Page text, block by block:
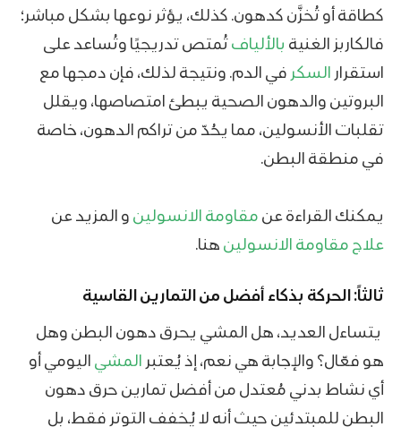
كطاقة أو تُخزَّن كدهون. كذلك، يؤثر نوعها بشكل مباشر؛
فالكاربز الغنية بالأليافتُمتص تدريجيًا وتُساعد على
استقرار السكر في الدم. ونتيجة لذلك، فإن دمجها مع
البروتين والدهون الصحية يبطئ امتصاصها، ويقلل
تقلبات الأنسولين، مما يحُدّ من تراكم الدهون، خاصة
في منطقة البطن.
يمكنك القراءة عن مقاومة الانسولين و المزيد عن
علاج مقاومة الانسولين هنا.
ثالثاً: الحركة بذكاء أفضل من التمارين القاسية
يتساءل العديد، هل المشي يحرق دهون البطن وهل
هو فعّال؟ والإجابة هي نعم، إذ يُعتبر المشي اليومي أو
أي نشاط بدني مُعتدل من أفضل تمارين حرق دهون
البطن للمبتدئين حيث أنه لا يُخفف التوتر فقط، بل